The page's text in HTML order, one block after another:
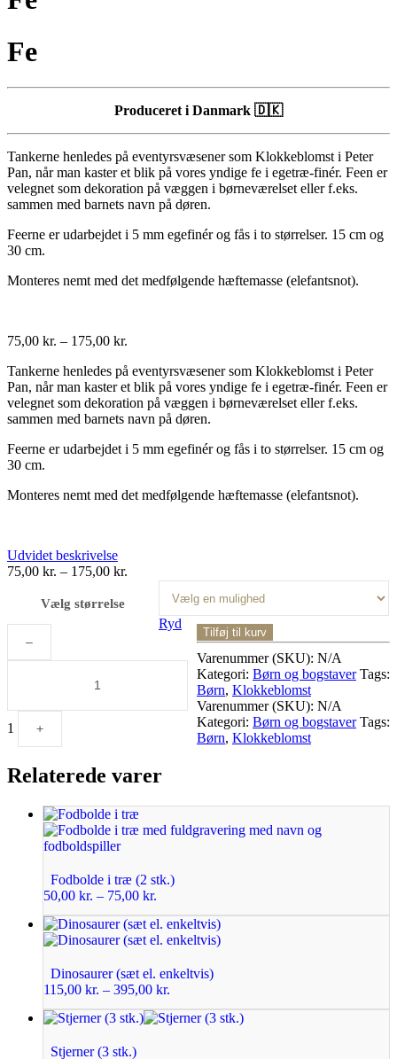
Fe
Produceret i Danmark 🇩🇰
Tankerne henledes på eventyrsvæsener som Klokkeblomst i Peter
Pan, når man kaster et blik på vores yndige fe i egetræ-finér. Feen er
velegnet som dekoration på væggen i børneværelset eller f.eks.
sammen med barnets navn på døren.
Feerne er udarbejdet i 5 mm egefinér og fås i to størrelser. 15 cm og
30 cm.
Monteres nemt med det medfølgende hæftemasse (elefantsnot).
75,00 kr. – 175,00 kr.
Tankerne henledes på eventyrsvæsener som Klokkeblomst i Peter
Pan, når man kaster et blik på vores yndige fe i egetræ-finér. Feen er
velegnet som dekoration på væggen i børneværelset eller f.eks.
sammen med barnets navn på døren.
Feerne er udarbejdet i 5 mm egefinér og fås i to størrelser. 15 cm og
30 cm.
Monteres nemt med det medfølgende hæftemasse (elefantsnot).
Udvidet beskrivelse
75,00 kr. – 175,00 kr.
Vælg størrelse
Ryd
–
1 +
Tilføj til kurv
Varenummer (SKU): N/A
Kategori: Børn og bogstaver Tags:
Børn, Klokkeblomst
Varenummer (SKU): N/A
Kategori: Børn og bogstaver Tags:
Børn, Klokkeblomst
Relaterede varer
Fodbolde i træ (2 stk.)
50,00 kr. – 75,00 kr.
Dinosaurer (sæt el. enkeltvis)
115,00 kr. – 395,00 kr.
Stjerner (3 stk.)